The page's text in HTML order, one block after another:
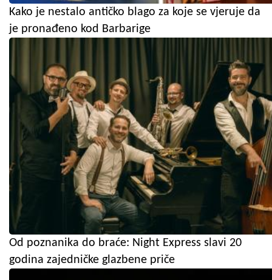
Kako je nestalo antičko blago za koje se vjeruje da
je pronađeno kod Barbarige
Od poznanika do braće: Night Express slavi 20
godina zajedničke glazbene priče